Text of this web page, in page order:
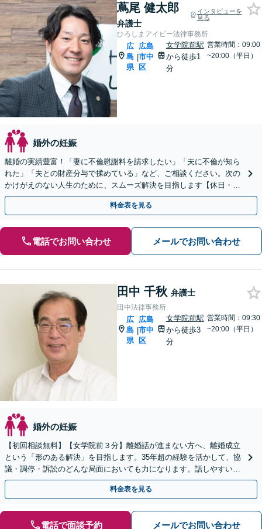
蔦尾 健太郎
弁護士
インタビューを
見る
ひろしまアイビー法律事務所
広
島
県
|
広島
市中
区
女学院前駅
から徒歩1
分
営業時間：09:00
~20:00（平日）
婚外の妊娠
離婚の実績豊富！「妻に不倫慰謝料を請求したい」「夫に不倫が知ら
れた」「夫との財産分与で揉めている」など、ご相談ください。次の
かけがえのない人生のために、スムーズ解決を目指します【休日・夜
間対応】【女学院前駅1分】【弁護士歴15年以上】
料金表を見る
電話でお問い合わせ メールでお問い合わせ
田中 千秋 弁護士
田中法律事務所
広
島
県
|
広島
市中
区
女学院前駅
から徒歩3
分
営業時間：09:30
~20:00（平日）
婚外の妊娠
【初回相談無料】【女学院前３分】離婚話が進まない方へ、離婚成立
という「形のある解決」を目指します。35年超の経験を活かして、協
議・調停・訴訟のどんな局面においても力になります。話しやすい弁
護士に是非ご相談ください。（合同庁舎内郵便局近く）
料金表を見る
電話で面談予約 メールでお問い合わせ